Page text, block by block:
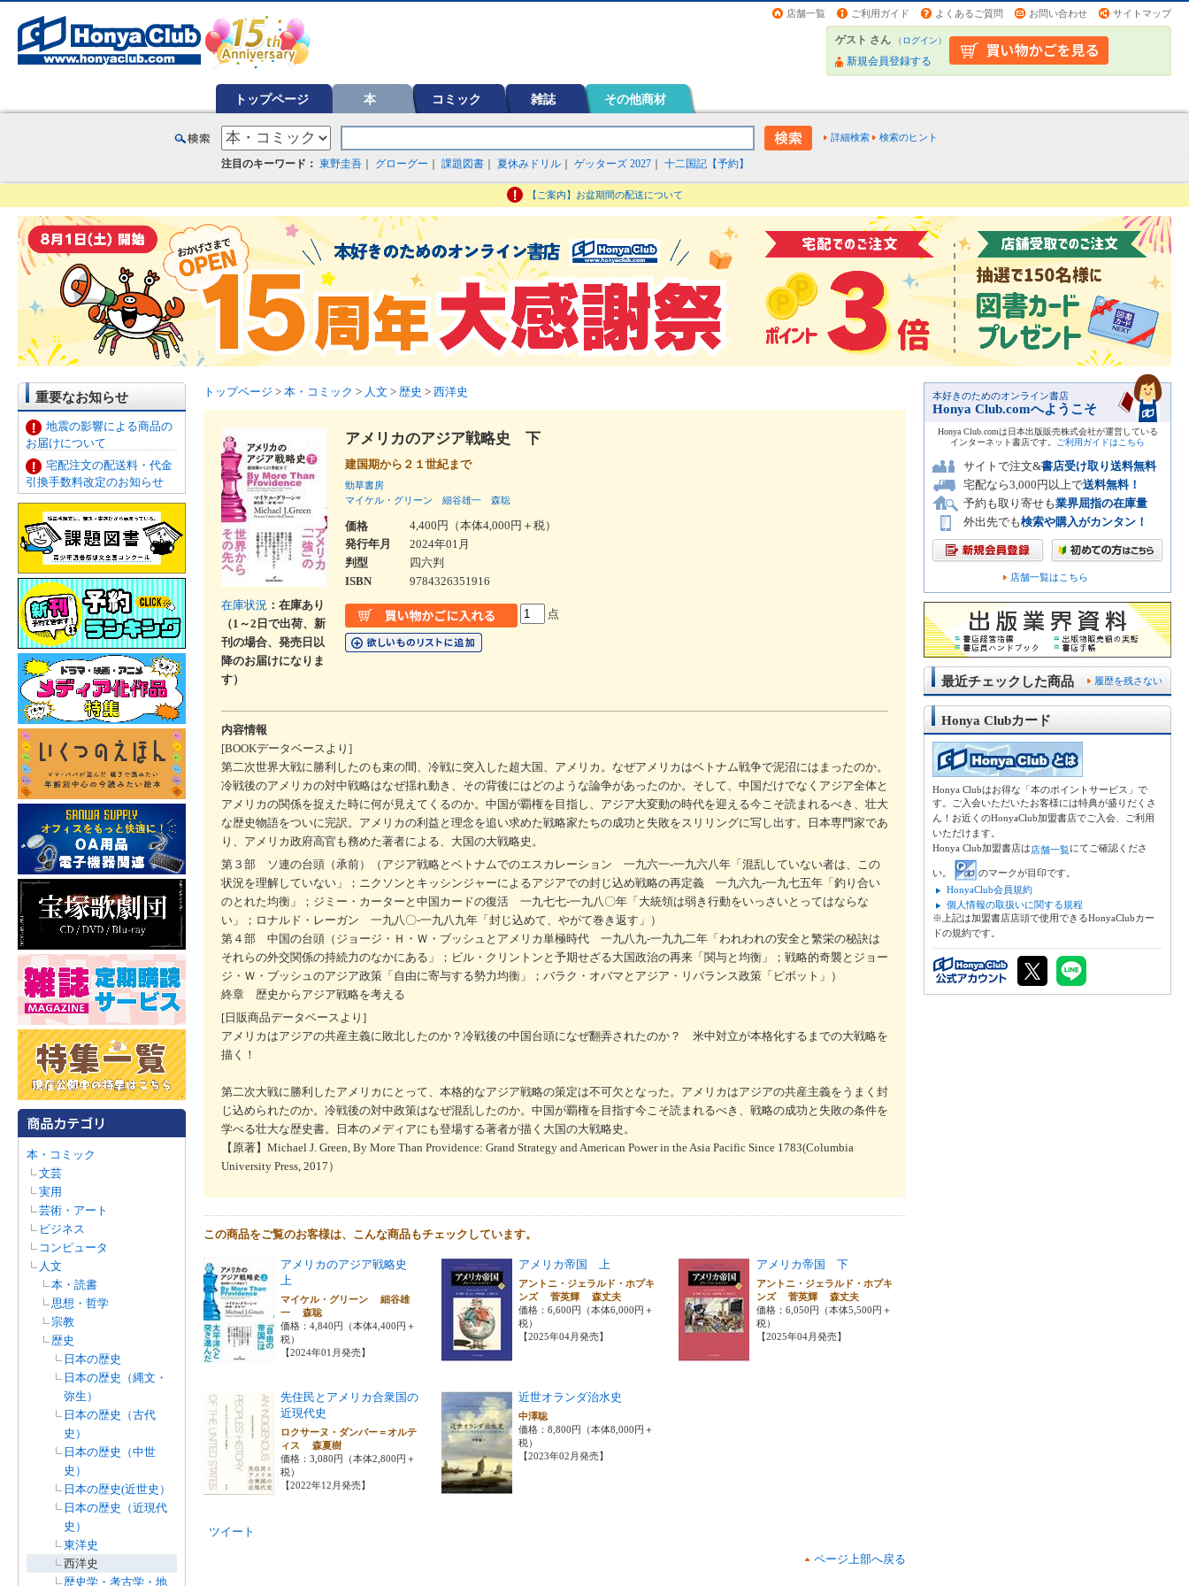
店舗一覧 ご利用ガイド よくあるご質問 お問い合わせ サイトマップ
ゲスト さん （ログイン）
新規会員登録する
トップページ 本 コミック 雑誌 その他商材
詳細検索 検索のヒント
注目のキーワード： 東野圭吾 グローグー 課題図書 夏休みドリル ゲッターズ 2027 十二国記【予約】
【ご案内】お盆期間の配送について
重要なお知らせ
地震の影響による商品の
お届けについて
宅配注文の配送料・代金
引換手数料改定のお知らせ
本・コミック
文芸
実用
芸術・アート
ビジネス
コンピュータ
人文
本・読書
思想・哲学
宗教
歴史
日本の歴史
日本の歴史（縄文・
弥生）
日本の歴史（古代
史）
日本の歴史（中世
史）
日本の歴史(近世史）
日本の歴史（近現代
史）
東洋史
西洋史
歴史学・考古学・地
トップページ > 本・コミック > 人文 > 歴史 > 西洋史
在庫状況 ：在庫あり
（1～2日で出荷、新
刊の場合、発売日以
降のお届けになりま
す）
アメリカのアジア戦略史 下
建国期から２１世紀まで
勁草書房
マイケル・グリーン
細谷雄一 森聡
価格
4,400円（本体4,000円＋税）
発行年月
2024年01月
判型
四六判
ISBN
9784326351916
点
内容情報
[BOOKデータベースより]
第二次世界大戦に勝利したのも束の間、冷戦に突入した超大国、アメリカ。なぜアメリカはベトナム戦争で泥沼にはまったのか。
冷戦後のアメリカの対中戦略はなぜ揺れ動き、その背後にはどのような論争があったのか。そして、中国だけでなくアジア全体と
アメリカの関係を捉えた時に何が見えてくるのか。中国が覇権を目指し、アジア大変動の時代を迎える今こそ読まれるべき、壮大
な歴史物語をついに完訳。アメリカの利益と理念を追い求めた戦略家たちの成功と失敗をスリリングに写し出す。日本専門家であ
り、アメリカ政府高官も務めた著者による、大国の大戦略史。
第３部 ソ連の台頭（承前）（アジア戦略とベトナムでのエスカレーション 一九六一‐一九六八年「混乱していない者は、この
状況を理解していない」；ニクソンとキッシンジャーによるアジアでの封じ込め戦略の再定義 一九六九‐一九七五年「釣り合い
のとれた均衡」；ジミー・カーターと中国カードの復活 一九七七‐一九八〇年「大統領は弱き行動をいっさいとってはならな
い」；ロナルド・レーガン 一九八〇‐一九八九年「封じ込めて、やがて巻き返す」）
第４部 中国の台頭（ジョージ・Ｈ・Ｗ・ブッシュとアメリカ単極時代 一九八九‐一九九二年「われわれの安全と繁栄の秘訣は
それらの外交関係の持続力のなかにある」；ビル・クリントンと予期せざる大国政治の再来「関与と均衡」；戦略的奇襲とジョー
ジ・Ｗ・ブッシュのアジア政策「自由に寄与する勢力均衡」；バラク・オバマとアジア・リバランス政策「ピボット」）
終章 歴史からアジア戦略を考える
[日販商品データベースより]
アメリカはアジアの共産主義に敗北したのか？冷戦後の中国台頭になぜ翻弄されたのか？ 米中対立が本格化するまでの大戦略を
描く！
第二次大戦に勝利したアメリカにとって、本格的なアジア戦略の策定は不可欠となった。アメリカはアジアの共産主義をうまく封
じ込められたのか。冷戦後の対中政策はなぜ混乱したのか。中国が覇権を目指す今こそ読まれるべき、戦略の成功と失敗の条件を
学べる壮大な歴史書。日本のメディアにも登場する著者が描く大国の大戦略史。
【原著】Michael J. Green, By More Than Providence: Grand Strategy and American Power in the Asia Pacific Since 1783(Columbia
University Press, 2017）
この商品をご覧のお客様は、こんな商品もチェックしています。
アメリカのアジア戦略史
上
マイケル・グリーン 細谷雄
一 森聡
価格：4,840円（本体4,400円＋
税）
【2024年01月発売】
アメリカ帝国 上
アントニ・ジェラルド・ホプキ
ンズ 菅英輝 森丈夫
価格：6,600円（本体6,000円＋
税）
【2025年04月発売】
アメリカ帝国 下
アントニ・ジェラルド・ホプキ
ンズ 菅英輝 森丈夫
価格：6,050円（本体5,500円＋
税）
【2025年04月発売】
先住民とアメリカ合衆国の
近現代史
ロクサーヌ・ダンバー＝オルテ
ィス 森夏樹
価格：3,080円（本体2,800円＋
税）
【2022年12月発売】
近世オランダ治水史
中澤聡
価格：8,800円（本体8,000円＋
税）
【2023年02月発売】
ツイート
ページ上部へ戻る
本好きのためのオンライン書店
Honya Club.comへようこそ
Honya Club.comは日本出版販売株式会社が運営している
インターネット書店です。
ご利用ガイドはこちら
サイトで注文&書店受け取り送料無料
宅配なら3,000円以上で送料無料！
予約も取り寄せも業界屈指の在庫量
外出先でも検索や購入がカンタン！
店舗一覧はこちら
履歴を残さない
最近チェックした商品
Honya Clubカード
Honya Clubはお得な「本のポイントサービス」で
す。ご入会いただいたお客様には特典が盛りだくさ
ん！お近くのHonyaClub加盟書店でご入会、ご利用
いただけます。
Honya Club加盟書店は店舗一覧にてご確認くださ
い。
のマークが目印です。
HonyaClub会員規約
個人情報の取扱いに関する規程
※上記は加盟書店店頭で使用できるHonyaClubカー
ドの規約です。